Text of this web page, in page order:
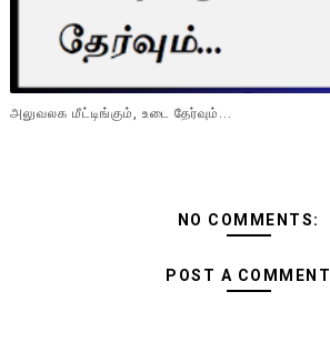
அலுவலக மீட்டிங்கும், உடை தேர்வும்...
NO COMMENTS:
POST A COMMENT